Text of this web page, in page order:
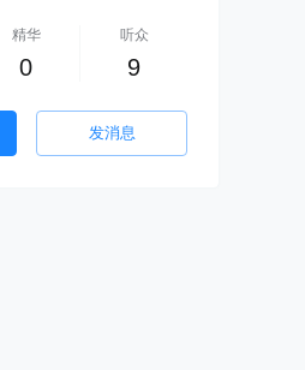
精华
0
听众
9
发消息